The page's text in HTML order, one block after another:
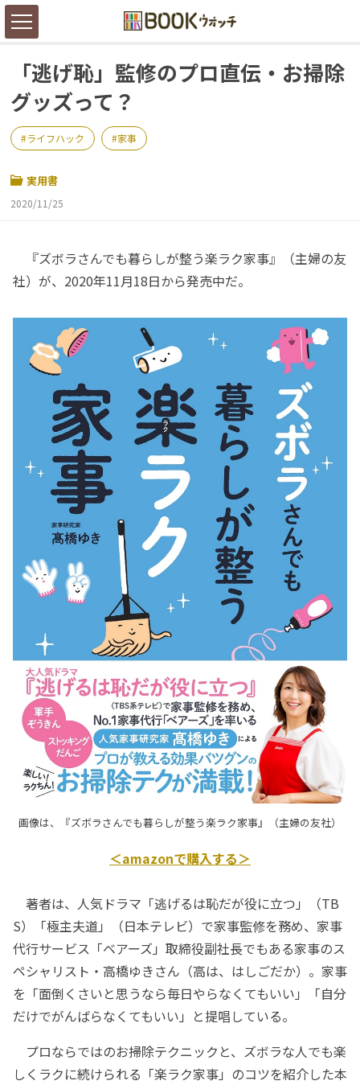
「逃げ恥」監修のプロ直伝・お掃除
グッズって？
ライフハック 家事
実用書
2020/11/25
『ズボラさんでも暮らしが整う楽ラク家事』（主婦の友
社）が、2020年11月18日から発売中だ。
画像は、『ズボラさんでも暮らしが整う楽ラク家事』（主婦の友社）
＜amazonで購入する＞
著者は、人気ドラマ「逃げるは恥だが役に立つ」（TB
S）「極主夫道」（日本テレビ）で家事監修を務め、家事
代行サービス「ベアーズ」取締役副社長でもある家事のス
ペシャリスト・高橋ゆきさん（高は、はしごだか）。家事
を「面倒くさいと思うなら毎日やらなくてもいい」「自分
だけでがんばらなくてもいい」と提唱している。
プロならではのお掃除テクニックと、ズボラな人でも楽
しくラクに続けられる「楽ラク家事」のコツを紹介した本